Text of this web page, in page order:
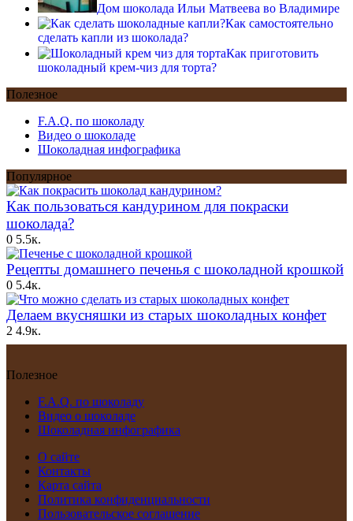
Дом шоколада Ильи Матвеева во Владимире
Как самостоятельно
сделать капли из шоколада?
Как приготовить
шоколадный крем-чиз для торта?
Полезное
F.A.Q. по шоколаду
Видео о шоколаде
Шоколадная инфографика
Популярное
Как пользоваться кандурином для покраски
шоколада?
0 5.5к.
Рецепты домашнего печенья с шоколадной крошкой
0 5.4к.
Делаем вкусняшки из старых шоколадных конфет
2 4.9к.
Полезное
F.A.Q. по шоколаду
Видео о шоколаде
Шоколадная инфографика
О сайте
Контакты
Карта сайта
Политика конфиденциальности
Пользовательское соглашение